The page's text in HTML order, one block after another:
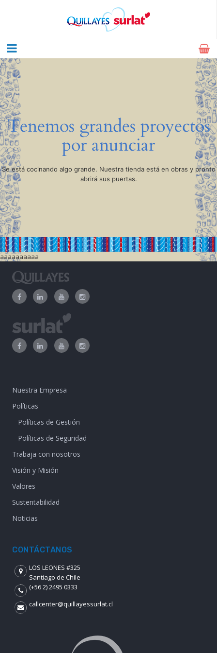
Tenemos grandes proyectos
por anunciar
Se está cocinando algo grande. Nuestra tienda está en obras y pronto
abrirá sus puertas.
aaaaaaaaaa
Nuestra Empresa
Políticas
Políticas de Gestión
Políticas de Seguridad
Trabaja con nosotros
Visión y Misión
Valores
Sustentabilidad
Noticias
CONTÁCTANOS
LOS LEONES #325
Santiago de Chile
(+56 2) 2495 0333
callcenter@quillayessurlat.cl